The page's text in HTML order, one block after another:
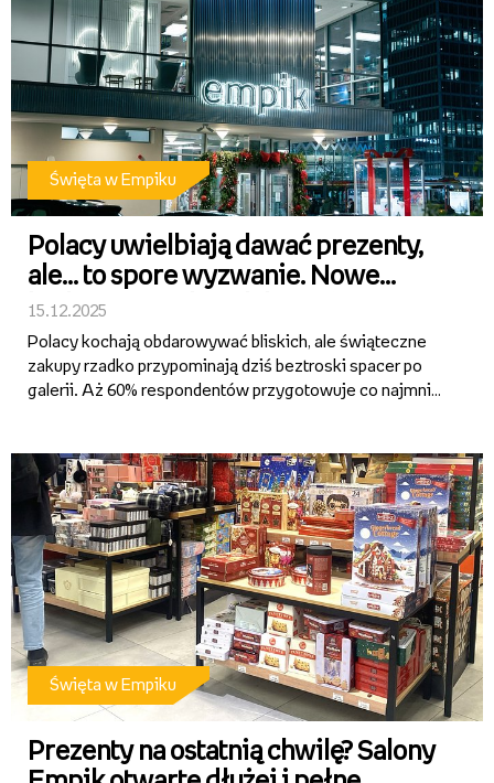
Święta w Empiku
Polacy uwielbiają dawać prezenty,
ale… to spore wyzwanie. Nowe
badanie Empiku odsłania świąteczne
dylematy
15.12.2025
Polacy kochają obdarowywać bliskich, ale świąteczne
zakupy rzadko przypominają dziś beztroski spacer po
galerii. Aż 60% respondentów przygotowuje co najmniej
obok rad...
Święta w Empiku
Prezenty na ostatnią chwilę? Salony